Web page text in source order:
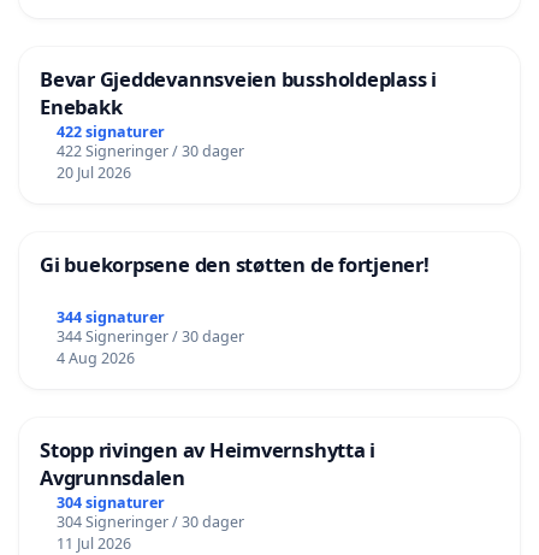
Bevar Gjeddevannsveien bussholdeplass i
Enebakk
422 signaturer
422 Signeringer / 30 dager
20 Jul 2026
Gi buekorpsene den støtten de fortjener!
344 signaturer
344 Signeringer / 30 dager
4 Aug 2026
Stopp rivingen av Heimvernshytta i
Avgrunnsdalen
304 signaturer
304 Signeringer / 30 dager
11 Jul 2026